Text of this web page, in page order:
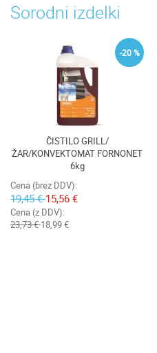
Sorodni izdelki
-20 %
ČISTILO GRILL/
ŽAR/KONVEKTOMAT FORNONET
6kg
Cena (brez DDV):
19,45 €15,56 €
Cena (z DDV):
23,73 €18,99 €